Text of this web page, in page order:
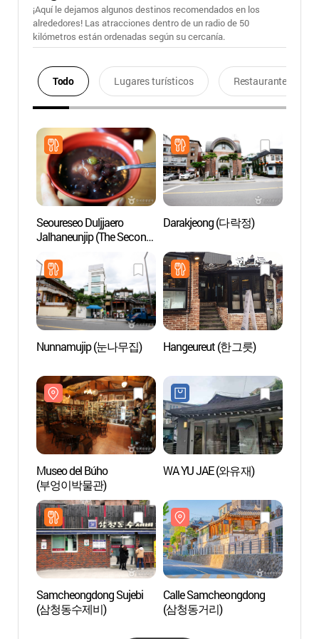
¡Aquí le dejamos algunos destinos recomendados en los
alrededores! Las atracciones dentro de un radio de 50
kilómetros están ordenadas según su cercanía.
Todo Lugares turísticos Restaurantes
Seoureseo Duljjaero
Jalhaneunjip (The Second
(서울서둘째로잘하는집)
Darakjeong (다락정)
Nunnamujip (눈나무집) Hangeureut (한그릇)
Museo del Búho
(부엉이박물관)
WA YU JAE (와유재)
Samcheongdong Sujebi
(삼청동수제비)
Calle Samcheongdong
(삼청동거리)